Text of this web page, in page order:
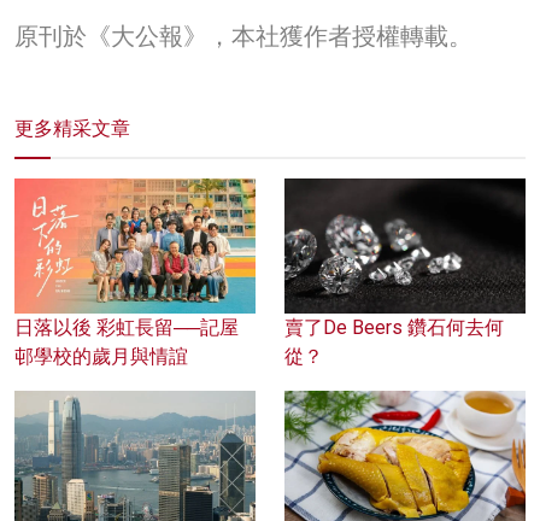
原刊於《大公報》，本社獲作者授權轉載。
更多精采文章
日落以後 彩虹長留──記屋
邨學校的歲月與情誼
賣了De Beers 鑽石何去何
從？